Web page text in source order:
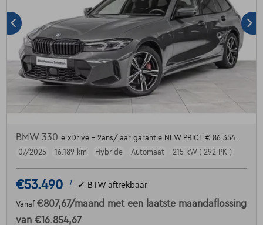
BMW 330 e xDrive - 2ans/jaar garantie NEW PRICE € 86.354
07/2025
16.189 km Hybride Automaat 215 kW ( 292 PK )
€53.490 1 ✓ BTW aftrekbaar
Vanaf €807,67/maand met een laatste maandaflossing
van €16.854,67